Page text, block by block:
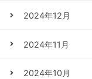
2024年12月
2024年11月
2024年10月